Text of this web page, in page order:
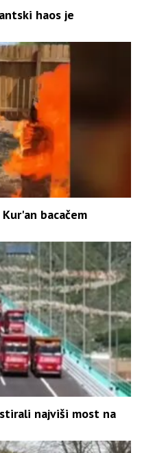
haos je
bacačem
najviši most na